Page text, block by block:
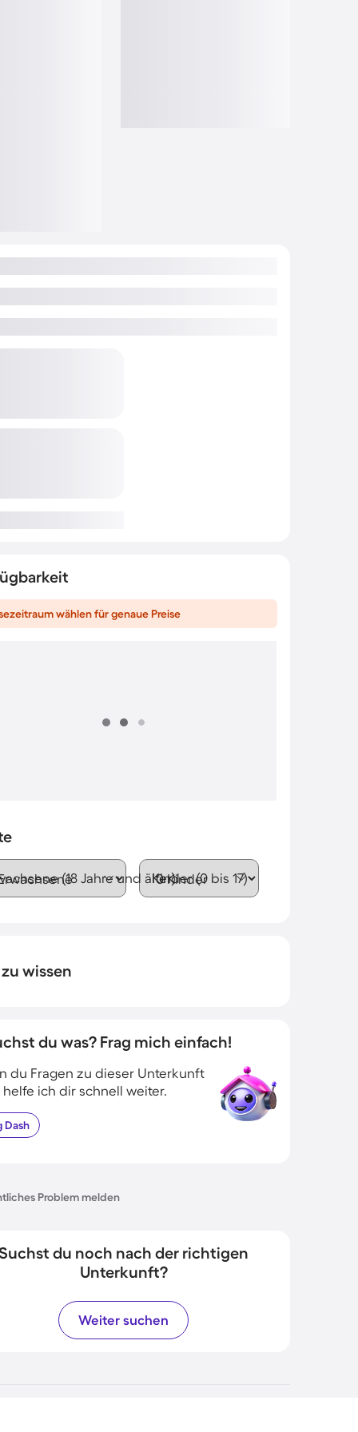
wählen für genaue Preise
(18 Jahre und älter)Kinder (0 bis 17)
wissen
du was? Frag mich einfach!
du Fragen zu dieser Unterkunft
helfe ich dir schnell weiter.
Dash
Problem melden
du noch nach der richtigen
Unterkunft?
Weiter suchen